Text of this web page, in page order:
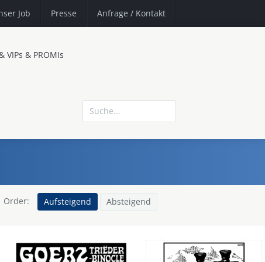
Job Presse Anfrage / Kontakt
VIPs & PROMIs
Order: Aufsteigend Absteigend